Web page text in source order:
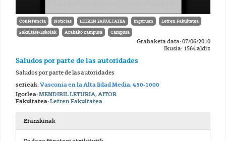
Conferencia Noticias LETREN FAKULTATEA Inguruan Letren Fakultatea
Fakultate/Eskolak Arabako campusa Campusa
Grabaketa data: 07/06/2010
Ikusia: 1564 aldiz
Saludos por parte de las autoridades
Saludos por parte de las autoridades
serieak:Vasconia en la Alta Edad Media, 450-1000
Igorlea:MENDIBIL LETURIA, AITOR
Fakultatea:Letren Fakultatea
Eranskinak